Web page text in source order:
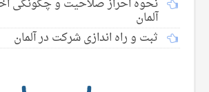
آلمان
ثبت و راه اندازی شرکت در آلمان